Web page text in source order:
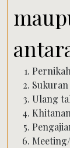
Sukuran
Ulang
Khitanan